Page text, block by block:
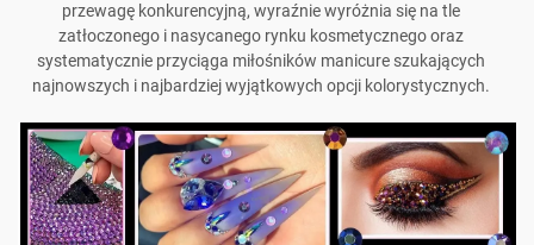
przewagę konkurencyjną, wyraźnie wyróżnia się na tle
zatłoczonego i nasycanego rynku kosmetycznego oraz
systematycznie przyciąga miłośników manicure szukających
najnowszych i najbardziej wyjątkowych opcji kolorystycznych.